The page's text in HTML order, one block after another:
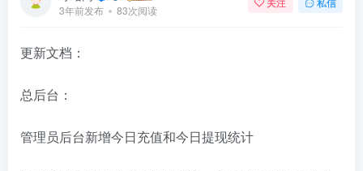
3年前发布 83次阅读
更新文档：
总后台：
管理员后台新增今日充值和今日提现统计